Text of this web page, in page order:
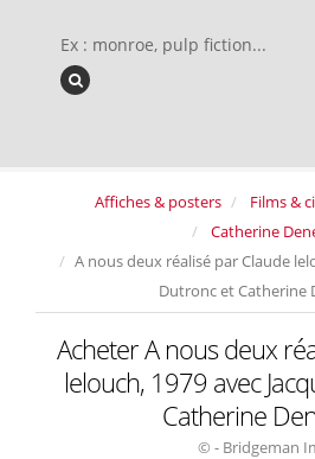
Ex : monroe, pulp fiction...
Affiches & posters Films &
Catherine
A nous deux réalisé par Claude
Dutronc et Catherine
Acheter A nous deux
lelouch, 1979 avec
Catherine
© - Bridgeman